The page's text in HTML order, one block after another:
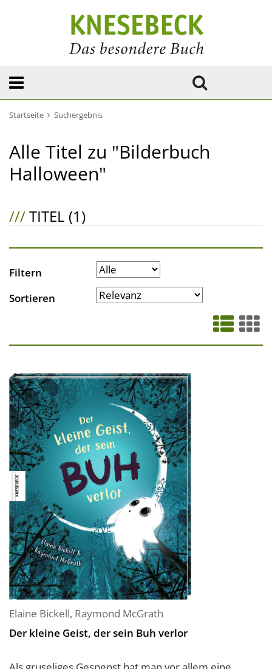
Startseite Suchergebnis
Alle Titel zu "Bilderbuch
Halloween"
///TITEL (1)
Filtern
Sortieren
Elaine Bickell, Raymond McGrath
Der kleine Geist, der sein Buh verlor